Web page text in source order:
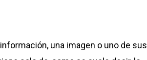
una imagen o uno de sus